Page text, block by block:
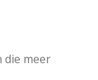
die meer